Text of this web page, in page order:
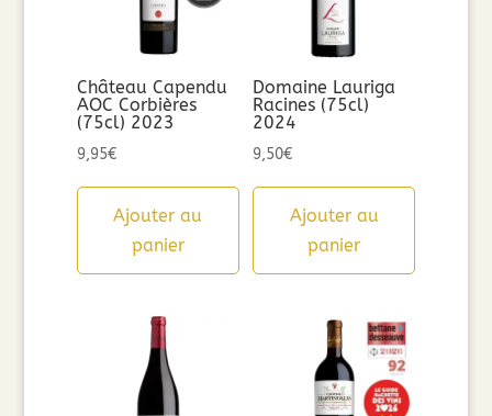
Château Capendu
AOC Corbières
(75cl) 2023
9,95€
Ajouter au
panier
Domaine Lauriga
Racines (75cl)
2024
9,50€
Ajouter au
panier